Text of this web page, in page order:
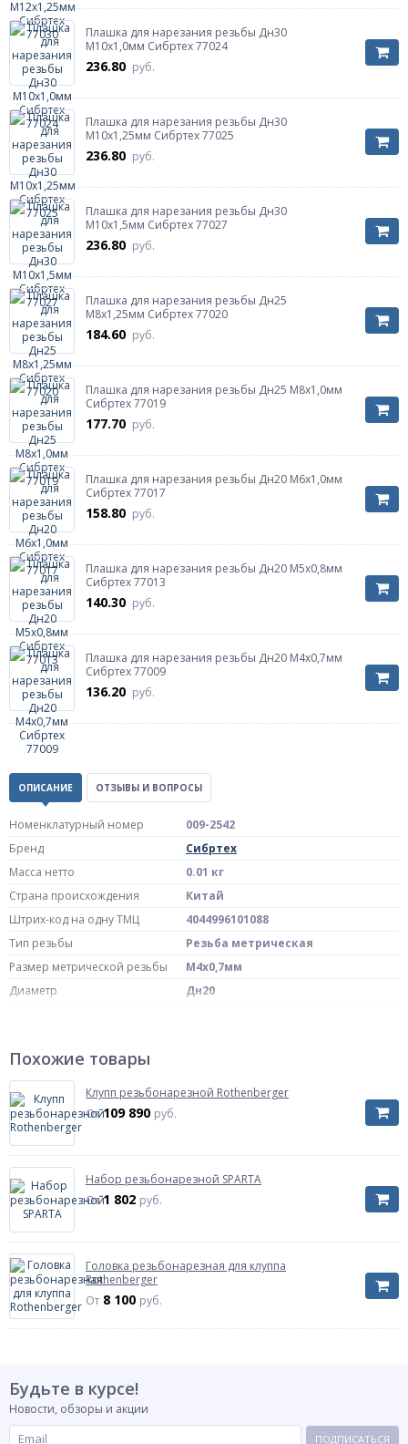
Плашка для нарезания резьбы Дн30
М10х1,0мм Сибртех 77024
236.80 руб.
Плашка для нарезания резьбы Дн30
М10х1,25мм Сибртех 77025
236.80 руб.
Плашка для нарезания резьбы Дн30
М10х1,5мм Сибртех 77027
236.80 руб.
Плашка для нарезания резьбы Дн25
М8х1,25мм Сибртех 77020
184.60 руб.
Плашка для нарезания резьбы Дн25 М8х1,0мм
Сибртех 77019
177.70 руб.
Плашка для нарезания резьбы Дн20 М6х1,0мм
Сибртех 77017
158.80 руб.
Плашка для нарезания резьбы Дн20 М5х0,8мм
Сибртех 77013
140.30 руб.
Плашка для нарезания резьбы Дн20 М4х0,7мм
Сибртех 77009
136.20 руб.
ОПИСАНИЕ ОТЗЫВЫ И ВОПРОСЫ
Номенклатурный номер
009-2542
Бренд
Сибртех
Масса нетто
0.01 кг
Страна происхождения
Китай
Штрих-код на одну ТМЦ
4044996101088
Тип резьбы
Резьба метрическая
Размер метрической резьбы
М4х0,7мм
Диаметр
Дн20
Похожие товары
Клупп резьбонарезной Rothenberger
От109 890 руб.
Набор резьбонарезной SPARTA
От1 802 руб.
Головка резьбонарезная для клуппа
Rothenberger
От 8 100 руб.
Будьте в курсе!
Новости, обзоры и акции
ПОДПИСАТЬСЯ